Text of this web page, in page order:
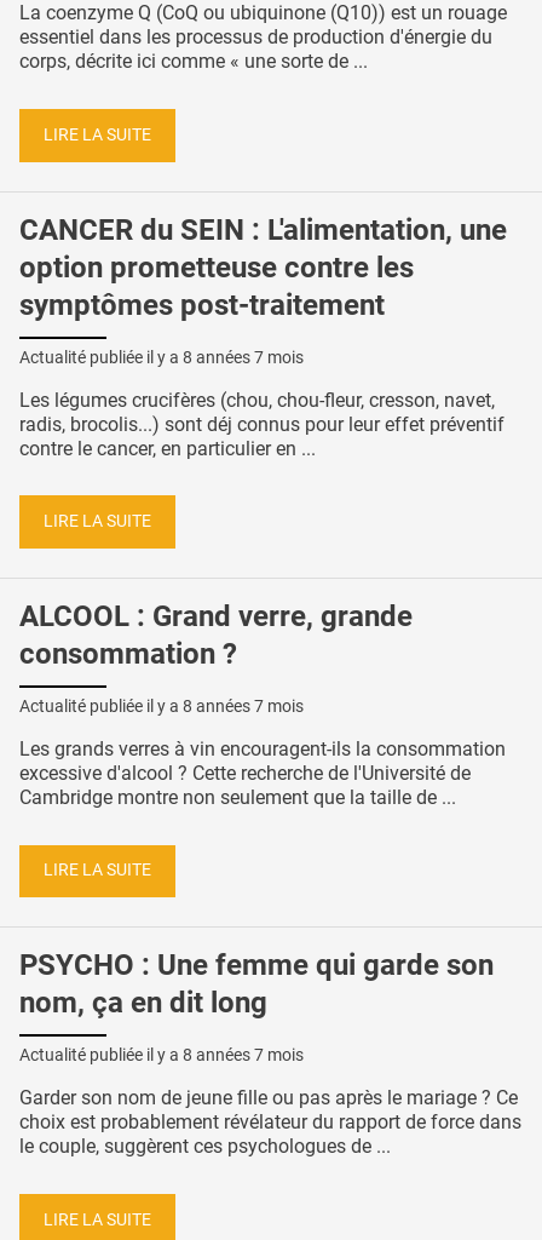
La coenzyme Q (CoQ ou ubiquinone (Q10)) est un rouage
essentiel dans les processus de production d'énergie du
corps, décrite ici comme « une sorte de ...
LIRE LA SUITE
CANCER du SEIN : L'alimentation, une
option prometteuse contre les
symptômes post-traitement
Actualité publiée il y a 8 années 7 mois
Les légumes crucifères (chou, chou-fleur, cresson, navet,
radis, brocolis...) sont déj connus pour leur effet préventif
contre le cancer, en particulier en ...
LIRE LA SUITE
ALCOOL : Grand verre, grande
consommation ?
Actualité publiée il y a 8 années 7 mois
Les grands verres à vin encouragent-ils la consommation
excessive d'alcool ? Cette recherche de l'Université de
Cambridge montre non seulement que la taille de ...
LIRE LA SUITE
PSYCHO : Une femme qui garde son
nom, ça en dit long
Actualité publiée il y a 8 années 7 mois
Garder son nom de jeune fille ou pas après le mariage ? Ce
choix est probablement révélateur du rapport de force dans
le couple, suggèrent ces psychologues de ...
LIRE LA SUITE